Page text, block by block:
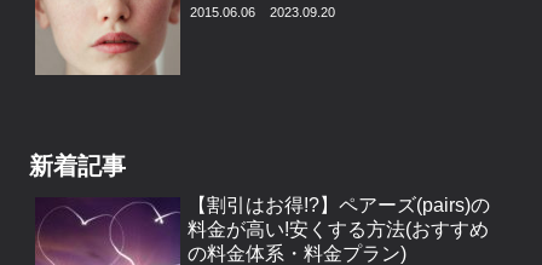
2015.06.06 2023.09.20
新着記事
【割引はお得!?】ペアーズ(pairs)の
料金が高い!安くする方法(おすすめ
の料金体系・料金プラン)